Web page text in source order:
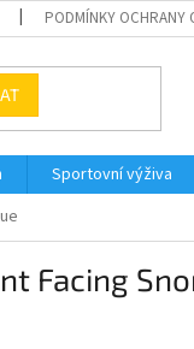
PODMÍNKY OCHRANY
Sportovní výživa
Facing